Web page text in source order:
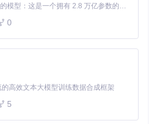
漫、纪录片）和分辨率（如4K、108
重要内容，可以考虑定期备份到外部
或云存储方案确保数据安全。
用"来源-标题-分辨率-日期"的命名规
级编程-2160p-20231001.mp4"。这
也能清晰反映文件属性。同时，建议
数据标签，利用媒体管理软件建立索
Kimi K3 是Kimi能力最强的模型：这是一个拥有 2.8 万亿参数的混合专家（MoE）模型，具备原生视觉理解能力，并支持 100 万 token 的上下文窗口。
0
高效文本大模型训练数据合成框架
5